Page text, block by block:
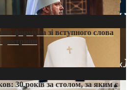
формула зі вступного слова
доктрини
30 років за столом, за яким є